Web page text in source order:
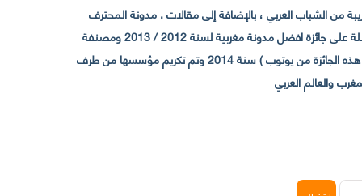
الشباب العربي ، بالإضافة إلى مقالات . مدونة المحترف
تأسست سنة 2009 حيث تستقطب الآن عدد كبير من الزوار من كافة ربوع الوطن العربي ، حيث ان مقرها الرئيسي بالمغرب و مديرها امين رغيب ،حاصلة على جائزة افضل مدونة مغربية لسنة 2012 / 2013 ومصنفة
ضمن افضل 10 مدونات عربية حسب المركز الدولي للصحفيين ICFJ سنة 2013 وحاصلة على الجائزة الفضية من يوتوب (اول قناة مغربية تحصل على هذه الجائزة من يوتوب ) سنة 2014 وتم تكريم مؤسسها من طرف